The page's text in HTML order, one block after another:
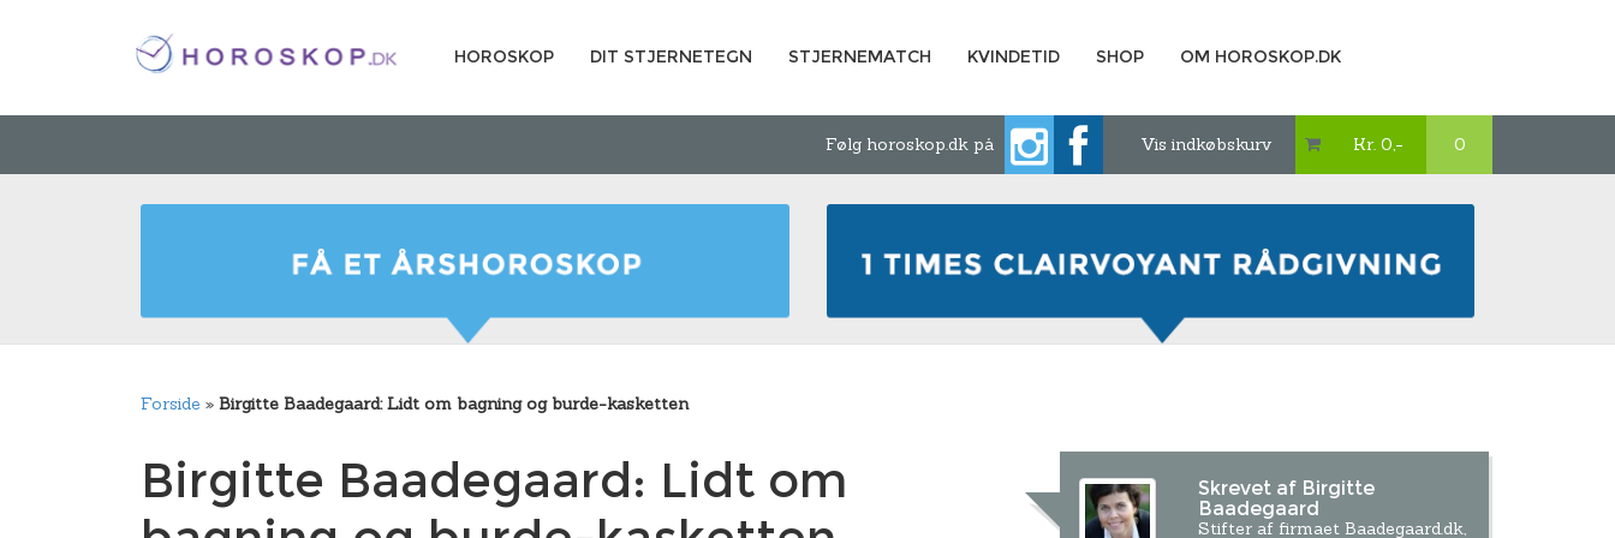
HOROSKOP DIT STJERNETEGN STJERNEMATCH KVINDETID SHOP OM HOROSKOP.DK
Følg horoskop.dk på Vis indkøbskurv  Kr. 0,- 0
Forside » Birgitte Baadegaard: Lidt om bagning og burde-kasketten
Skrevet af Birgitte
Baadegaard
Stifter af firmaet Baadegaard.dk,
Birgitte Baadegaard: Lidt om